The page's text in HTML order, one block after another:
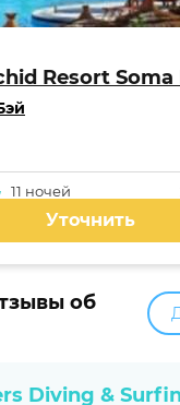
Resort Soma
11 ночей
Уточнить
об
Diving &